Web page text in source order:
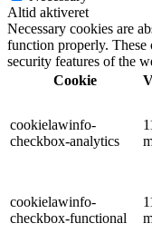
Altid aktiveret
Necessary cookies are
function properly. These
security features of the
Cookie
cookielawinfo-
checkbox-analytics
cookielawinfo-
checkbox-functional